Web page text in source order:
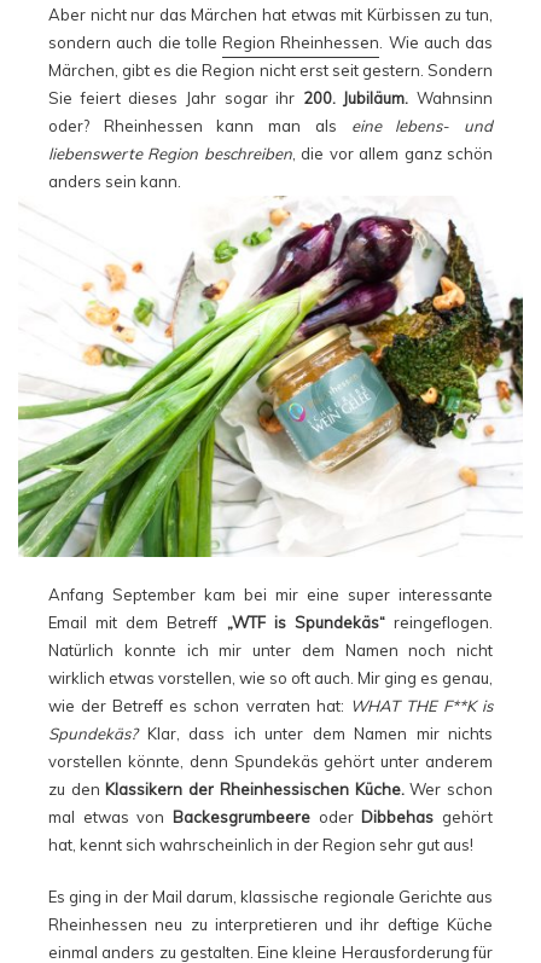
Aber nicht nur das Märchen hat etwas mit Kürbissen zu tun,
sondern auch die tolle Region Rheinhessen . Wie auch das
Märchen, gibt es die Region nicht erst seit gestern. Sondern
Sie feiert dieses Jahr sogar ihr 200. Jubiläum. Wahnsinn
oder? Rheinhessen kann man als eine lebens- und
liebenswerte Region beschreiben, die vor allem ganz schön
anders sein kann.
Anfang September kam bei mir eine super interessante
Email mit dem Betreff „WTF is Spundekäs“reingeflogen.
Natürlich konnte ich mir unter dem Namen noch nicht
wirklich etwas vorstellen, wie so oft auch. Mir ging es genau,
wie der Betreff es schon verraten hat: WHAT THE F**K is
Spundekäs?Klar, dass ich unter dem Namen mir nichts
vorstellen könnte, denn Spundekäs gehört unter anderem
zu den Klassikern der Rheinhessischen Küche.Wer schon
mal etwas von Backesgrumbeere oder Dibbehas gehört
hat, kennt sich wahrscheinlich in der Region sehr gut aus!
Es ging in der Mail darum, klassische regionale Gerichte aus
Rheinhessen neu zu interpretieren und ihr deftige Küche
einmal anders zu gestalten. Eine kleine Herausforderung für